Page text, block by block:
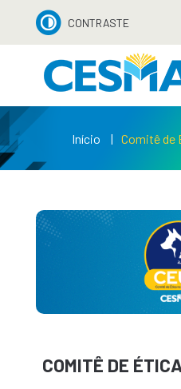
CONTRASTE
Início Comitê de
COMITÊ DE